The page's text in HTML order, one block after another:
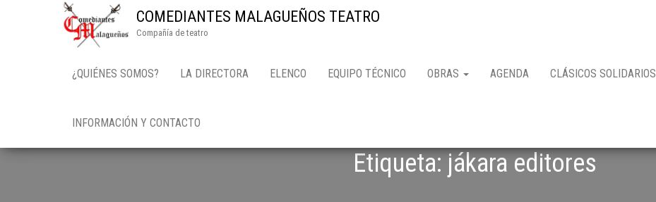
COMEDIANTES MALAGUEÑOS TEATRO
Compañía de teatro
¿QUIÉNES SOMOS? LA DIRECTORA ELENCO EQUIPO TÉCNICO OBRAS AGENDA CLÁSICOS SOLIDARIOS
INFORMACIÓN Y CONTACTO
Etiqueta: jákara editores